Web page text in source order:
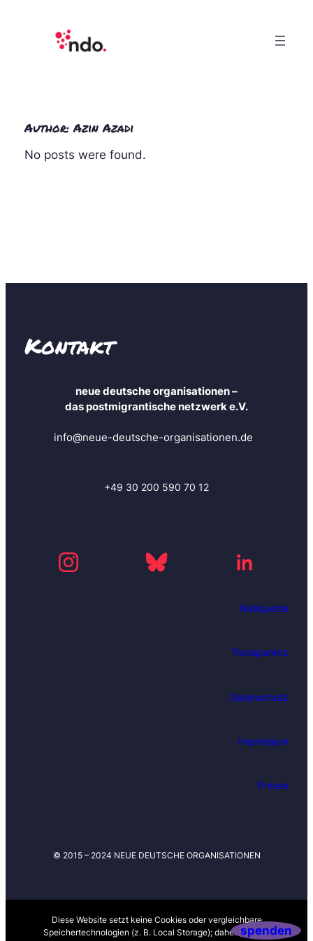
spenden
Author:Azin Azadi
No posts were found.
Kontakt
neue deutsche organisationen –
das postmigrantische netzwerk e.V.
info@neue-deutsche-organisationen.de
+49 30 200 590 70 12
Netiquette
Transparenz
Datenschutz
Impressum
Presse
© 2015 – 2024 NEUE DEUTSCHE ORGANISATIONEN
Diese Website setzt keine Cookies oder vergleichbare
Speichertechnologien (z. B. Local Storage); daher ist nach